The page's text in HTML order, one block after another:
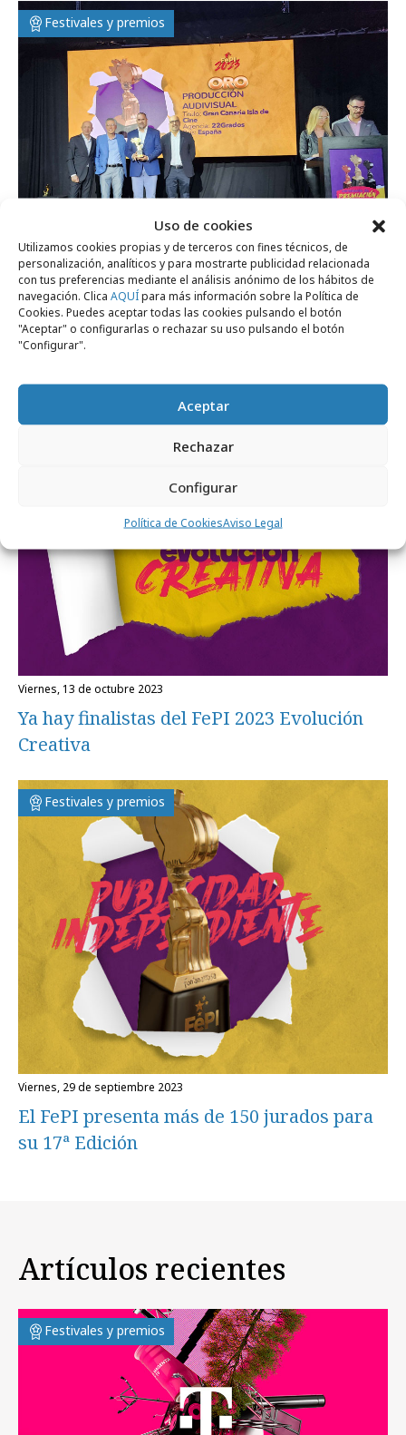
Uso de cookies
Utilizamos cookies propias y de terceros con fines técnicos, de
personalización, analíticos y para mostrarte publicidad relacionada
con tus preferencias mediante el análisis anónimo de los hábitos de
navegación. Clica AQUÍpara más información sobre la Política de
Cookies. Puedes aceptar todas las cookies pulsando el botón
"Aceptar" o configurarlas o rechazar su uso pulsando el botón
"Configurar".
Aceptar
Rechazar
Configurar
Política de CookiesAviso Legal
Festivales y premios
martes, 31 de octubre 2023
DFSK y el Cabildo de Gran Canaria ganan
dos oros en el FePI
viernes, 13 de octubre 2023
Ya hay finalistas del FePI 2023 Evolución
Creativa
Festivales y premios
viernes, 29 de septiembre 2023
El FePI presenta más de 150 jurados para
su 17ª Edición
Artículos recientes
Festivales y premios